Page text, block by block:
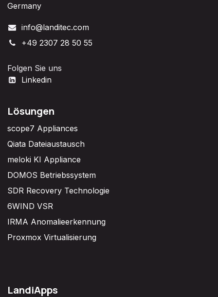
Germany
info@landitec.com
+49 2307 28 50 55
Folgen Sie uns
Linkedin
Lösungen
scope7 Appliances
Qiata Dateiaustausch
meloki KI Appliance
DOMOS Betriebssystem
SDR Recovery Technologie
6WIND VSR
IRMA Anomalieerkennung
Proxmox Virtualisierung
LandiApps